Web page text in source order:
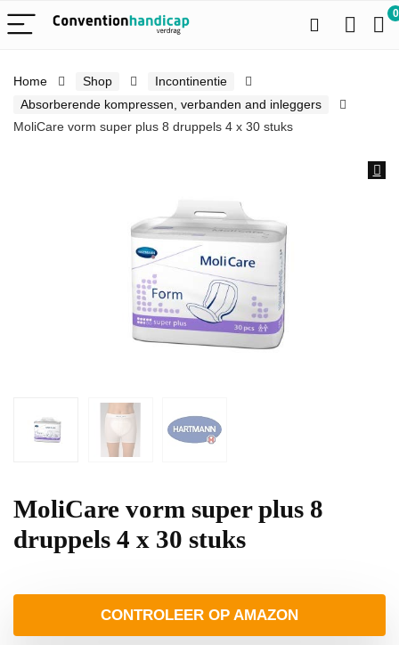
0
Home Shop
Incontinentie
Absorberende kompressen, verbanden and inleggers
MoliCare vorm super plus 8 druppels 4 x 30 stuks
MoliCare vorm super plus 8
druppels 4 x 30 stuks
CONTROLEER OP AMAZON